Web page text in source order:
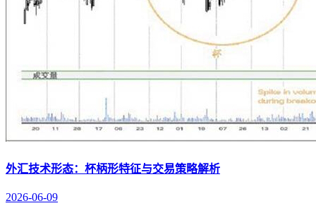
外汇技术形态：杯柄形特征与交易策略解析
2026-06-09